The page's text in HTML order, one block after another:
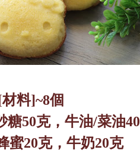
[材料]~8個
糖50克，牛油/菜油40
蜜20克，牛奶20克